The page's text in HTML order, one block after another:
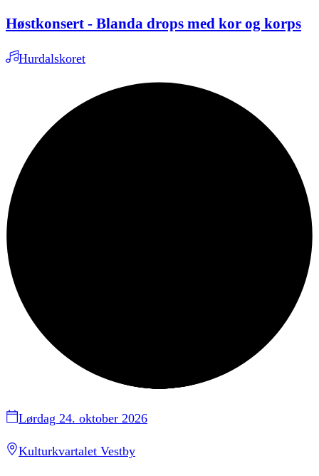
Høstkonsert - Blanda drops med kor og korps
Hurdalskoret
Lørdag 24. oktober 2026
Kulturkvartalet Vestby